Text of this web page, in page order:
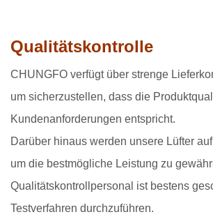
Qualitätskontrolle
CHUNGFO verfügt über strenge
um sicherzustellen, dass die
Kundenanforderungen entspricht.
Darüber hinaus werden unsere Lüfter
um die bestmögliche Leistung zu
Qualitätskontrollpersonal ist bestens
Testverfahren durchzuführen.